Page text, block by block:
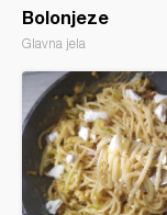
Bolonjeze
Glavna jela